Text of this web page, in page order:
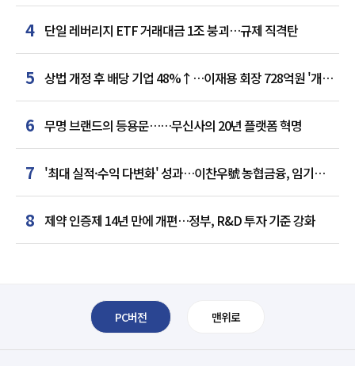
4 단일 레버리지 ETF 거래대금 1조 붕괴…규제 직격탄
5 상법 개정 후 배당 기업 48%↑…이재용 회장 728억원 '개인
최다'
6 무명 브랜드의 등용문……무신사의 20년 플랫폼 혁명
7 '최대 실적·수익 다변화' 성과…이찬우號 농협금융, 임기
말년 성장 박차
8 제약 인증제 14년 만에 개편…정부, R&D 투자 기준 강화
PC버전 맨위로